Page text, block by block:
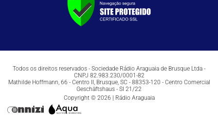
Todos os direitos reservados - Sociedade Rádio Araguaia de Brusque Ltda -
CNPJ 82.983.230/0001-82
Mathilde Hoffmann, 66 - Centro II, Brusque, SC - 88353-120 - Centro Comercial
Geschäftshaus - Sl 21/22
Copyright © 2026 | Rádio Araguaia